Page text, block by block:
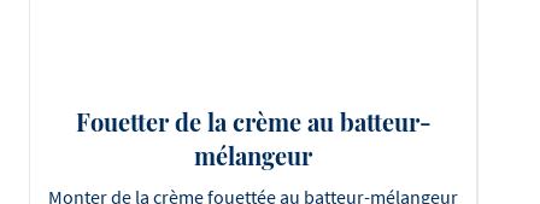
Fouetter de la crème au batteur-
mélangeur
Monter de la crème fouettée au batteur-mélangeur